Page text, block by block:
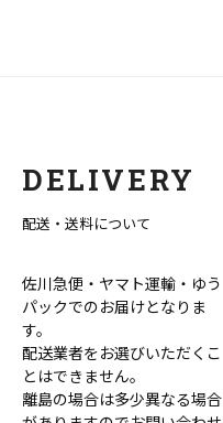
DELIVERY
配送・送料について
佐川急便・ヤマト運輸・ゆう
パックでのお届けとなりま
す。
配送業者をお選びいただくこ
とはできません。
離島の場合は多少異なる場合